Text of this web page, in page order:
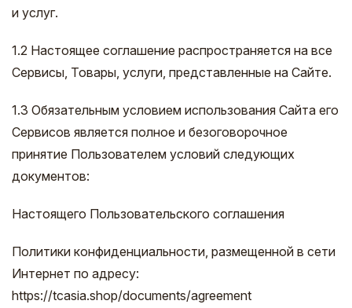
и услуг.
1.2 Настоящее соглашение распространяется на все
Сервисы, Товары, услуги, представленные на Сайте.
1.3 Обязательным условием использования Сайта его
Сервисов является полное и безоговорочное
принятие Пользователем условий следующих
документов:
Настоящего Пользовательского соглашения
Политики конфиденциальности, размещенной в сети
Интернет по адресу:
https://tcasia.shop/documents/agreement